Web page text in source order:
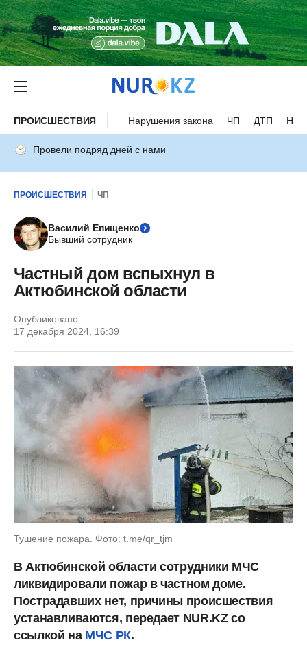
ПРОИСШЕСТВИЯ Нарушения закона ЧП ДТП
Провели подряд дней с нами
ПРОИСШЕСТВИЯ ЧП
Василий Епищенко
Бывший сотрудник
Частный дом вспыхнул в
Актюбинской области
Опубликовано:
17 декабря 2024, 16:39
Тушение пожара. Фото: t.me/qr_tjm
В Актюбинской области сотрудники МЧС
ликвидировали пожар в частном доме.
Пострадавших нет, причины происшествия
устанавливаются, передает NUR.KZ со
ссылкой на МЧС РК.